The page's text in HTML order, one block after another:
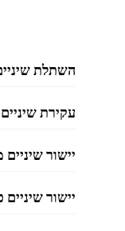
השתלת
עקירת שיניים
יישור שיניים
יישור שיניים